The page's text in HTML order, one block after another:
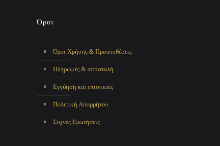
Όροι
Όροι Χρήσης & Προϋποθέσεις
Πληρωμές & αποστολή
Εγγύηση και επισκευές
Πολιτική Απορρήτου
Συχνές Ερωτήσεις